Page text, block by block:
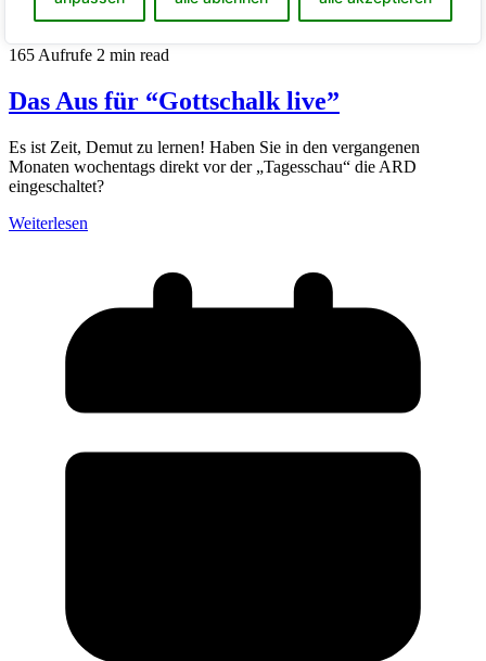
165 Aufrufe 2 min read
Das Aus für “Gottschalk live”
Es ist Zeit, Demut zu lernen! Haben Sie in den vergangenen
Monaten wochentags direkt vor der „Tagesschau“ die ARD
eingeschaltet?
Weiterlesen